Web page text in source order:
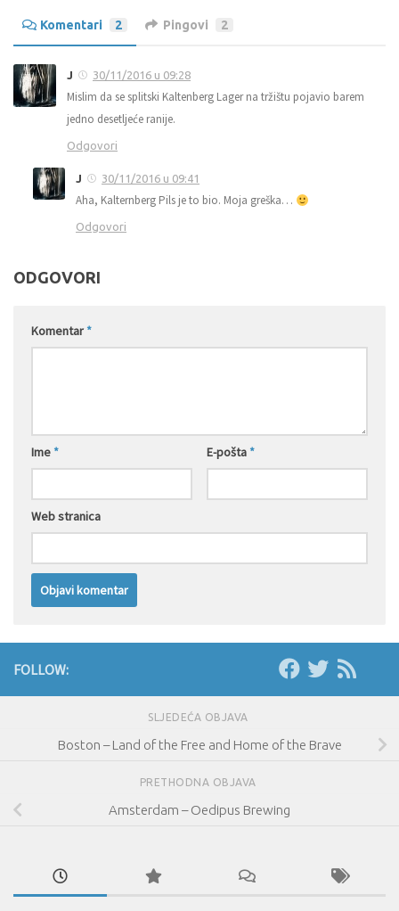
Komentari 2 Pingovi 2
J 30/11/2016 u 09:28
Mislim da se splitski Kaltenberg Lager na tržištu pojavio barem
jedno desetljeće ranije.
Odgovori
J 30/11/2016 u 09:41
Aha, Kalternberg Pils je to bio. Moja greška…
Odgovori
ODGOVORI
Komentar *
Ime * E-pošta *
Web stranica
FOLLOW:
SLJEDEĆA OBJAVA
Boston – Land of the Free and Home of the Brave
PRETHODNA OBJAVA
Amsterdam – Oedipus Brewing